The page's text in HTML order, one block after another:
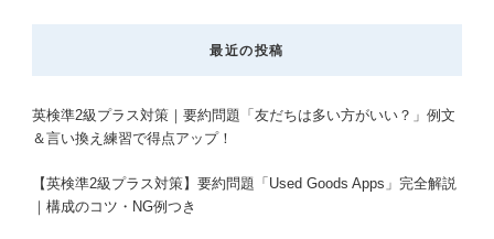
最近の投稿
英検準2級プラス対策｜要約問題「友だちは多い方がいい？」例文
＆言い換え練習で得点アップ！
【英検準2級プラス対策】要約問題「Used Goods Apps」完全解説
｜構成のコツ・NG例つき